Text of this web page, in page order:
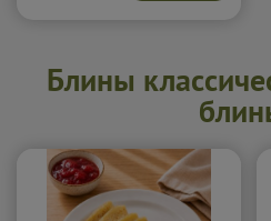
Блины